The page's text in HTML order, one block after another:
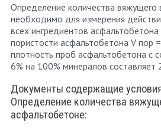
Определение количества вяжущего
необходимо для измерения
всех ингредиентов
пористости асфальтобетона V пор
плотность проб асфальтобетона с
6% на 100% минералов составляет
Документы содержащие
Определение количества
асфальтобетоне: